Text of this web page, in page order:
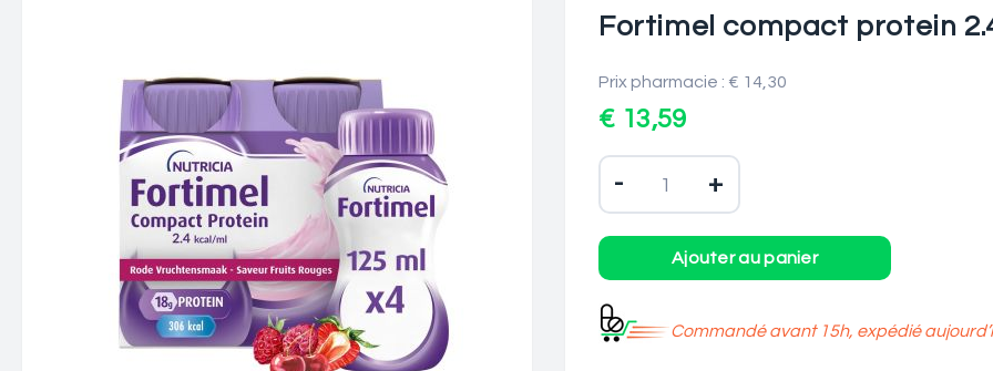
Fortimel compact protein
Prix pharmacie : € 14,30
€ 13,59
- +
Commandé avant 15h, expédié